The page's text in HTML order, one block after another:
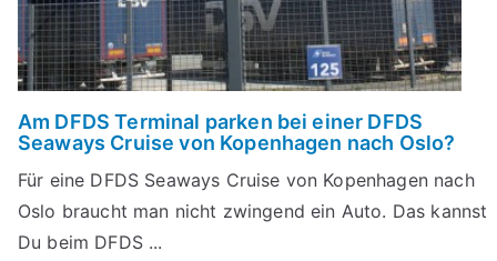
Am DFDS Terminal parken bei einer DFDS
Seaways Cruise von Kopenhagen nach Oslo?
Für eine DFDS Seaways Cruise von Kopenhagen nach
Oslo braucht man nicht zwingend ein Auto. Das kannst
Du beim DFDS ...